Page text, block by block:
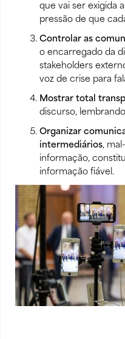
que vai ser exigida
pressão de que
Controlar as
o encarregado da
stakeholders
voz de crise para
Mostrar total
discurso,
Organizar
intermediários,
informação,
informação fiável.